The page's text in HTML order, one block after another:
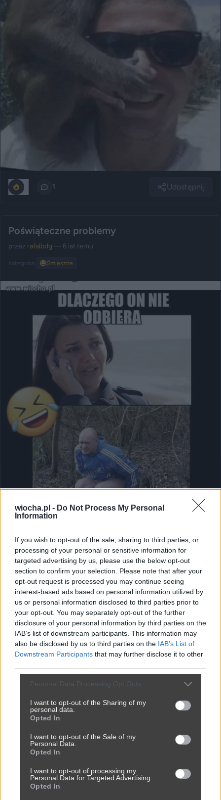
wiocha.pl - Do Not Process My Personal
Information
If you wish to opt-out of the sale, sharing to third parties, or
processing of your personal or sensitive information for
targeted advertising by us, please use the below opt-out
section to confirm your selection. Please note that after your
opt-out request is processed you may continue seeing
interest-based ads based on personal information utilized by
us or personal information disclosed to third parties prior to
your opt-out. You may separately opt-out of the further
disclosure of your personal information by third parties on the
IAB’s list of downstream participants. This information may
also be disclosed by us to third parties on the IAB’s List of
Downstream Participants that may further disclose it to other
Personal Data Processing Opt Outs
I want to opt-out of the Sharing of my
personal data.
Opted In
I want to opt-out of the Sale of my
Personal Data.
Opted In
I want to opt-out of processing my
Personal Data for Targeted Advertising.
Opted In
1 Udostępnij
Poświąteczne problemy
przez rafalbdg — 6 lat temu
Kategoria: 😂Śmieszne
Przepowiednia ?
przez rafalbdg— 6 lat temu
Kategoria: 😂Śmieszne